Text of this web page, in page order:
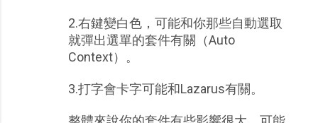
2.右鍵變白色，可能和你那些自動選取
就彈出選單的套件有關（Auto
Context）。
3.打字會卡字可能和Lazarus有關。